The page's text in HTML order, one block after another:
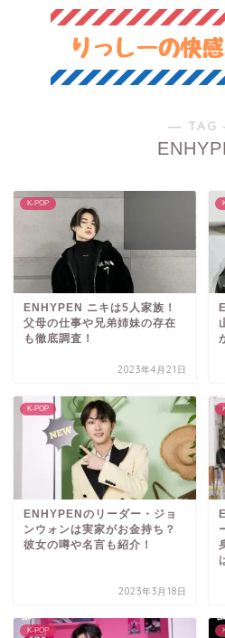
― TAG
K-POP
ENHYPEN ニキは5人家族！
父母の仕事や兄弟姉妹の存在
も徹底調査！
2023年4月21日
K-POP
ENHYPENのリーダー・ジョ
ンウォンは実家がお金持ち？
彼女の噂や名言も紹介！
2023年3月18日
K-POP